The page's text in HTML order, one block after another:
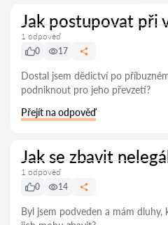
Jak postupovat při
1 odpověď
0
17
Dostal jsem dědictví po
podniknout pro jeho převzetí?
Přejít na odpověď
Jak se zbavit
1 odpověď
0
14
Byl jsem podveden a mám dluhy,